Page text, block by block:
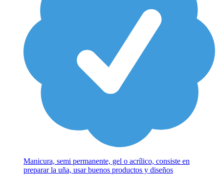
Manicura, semi permanente, gel o acrílico, consiste en
preparar la uña, usar buenos productos y diseños